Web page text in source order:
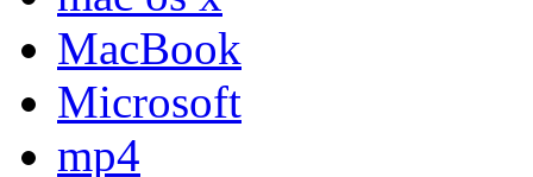
MacBook
Microsoft
mp4